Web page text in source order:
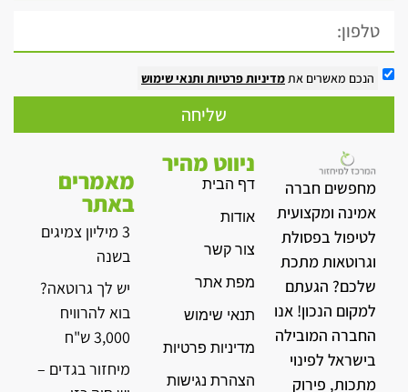
הנכם מאשרים את מדיניות פרטיות ותנאי שימוש
שליחה
מחפשים חברה
אמינה ומקצועית
לטיפול בפסולת
וגרוטאות מתכת
שלכם? הגעתם
למקום הנכון! אנו
החברה המובילה
בישראל לפינוי
מתכות, פירוק
ניווט מהיר
דף הבית
אודות
צור קשר
מפת אתר
תנאי שימוש
מדיניות פרטיות
הצהרת נגישות
מאמרים
באתר
3 מיליון צמיגים
בשנה
יש לך גרוטאה?
בוא להרוויח
3,000 ש"ח
מיחזור בגדים –